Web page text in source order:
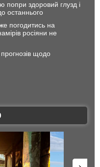
попри здоровий глузд і
останнього
погодитись на
росіяни не
щодо